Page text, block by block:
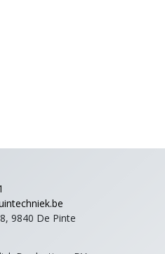
9840 De Pinte